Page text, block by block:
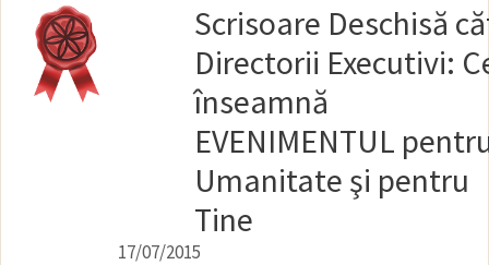
Scrisoare Deschisă
Directorii Executivi:
înseamnă
EVENIMENTUL
Umanitate şi pentru
Tine
17/07/2015